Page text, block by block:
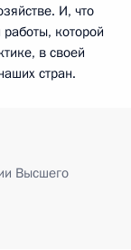
И, что
которой
в своей
стран.
Высшего